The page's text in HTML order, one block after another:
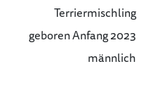
Terriermischling
geboren Anfang 2023
männlich